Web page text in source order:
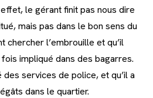
le gérant finit pas nous dire
mais pas dans le bon sens du
chercher l’embrouille et qu’il
impliqué dans des bagarres.
des services de police, et qu’il a
dans le quartier.